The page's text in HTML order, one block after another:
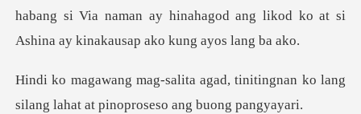
habang si Via naman ay hinahago
tinitingnan ko lang
silang lahat at